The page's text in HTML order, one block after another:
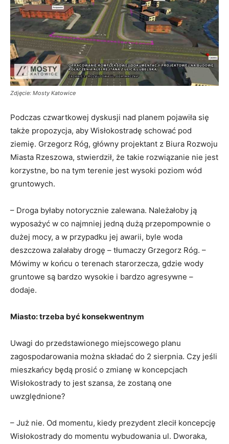
Zdjęcie: Mosty Katowice
Podczas czwartkowej dyskusji nad planem pojawiła się
także propozycja, aby Wisłokostradę schować pod
ziemię. Grzegorz Róg, główny projektant z Biura Rozwoju
Miasta Rzeszowa, stwierdził, że takie rozwiązanie nie jest
korzystne, bo na tym terenie jest wysoki poziom wód
gruntowych.
– Droga byłaby notorycznie zalewana. Należałoby ją
wyposażyć w co najmniej jedną dużą przepompownie o
dużej mocy, a w przypadku jej awarii, byle woda
deszczowa zalałaby drogę – tłumaczy Grzegorz Róg. –
Mówimy w końcu o terenach starorzecza, gdzie wody
gruntowe są bardzo wysokie i bardzo agresywne –
dodaje.
Miasto: trzeba być konsekwentnym
Uwagi do przedstawionego miejscowego planu
zagospodarowania można składać do 2 sierpnia. Czy jeśli
mieszkańcy będą prosić o zmianę w koncepcjach
Wisłokostrady to jest szansa, że zostaną one
uwzględnione?
– Już nie. Od momentu, kiedy prezydent zlecił koncepcję
Wisłokostrady do momentu wybudowania ul. Dworaka,